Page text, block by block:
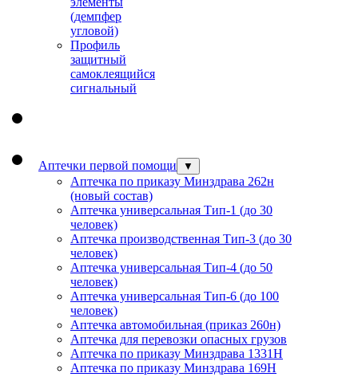
(демпфер
угловой)
Профиль
защитный
cамоклеящийся
сигнальный
Аптечки первой помощи ▼
Аптечка по приказу Минздрава 262н
(новый состав)
Аптечка универсальная Тип-1 (до 30
человек)
Аптечка производственная Тип-3 (до 30
человек)
Аптечка универсальная Тип-4 (до 50
человек)
Аптечка универсальная Тип-6 (до 100
человек)
Аптечка автомобильная (приказ 260н)
Аптечка для перевозки опасных грузов
Аптечка по приказу Минздрава 1331Н
Аптечка по приказу Минздрава 169Н